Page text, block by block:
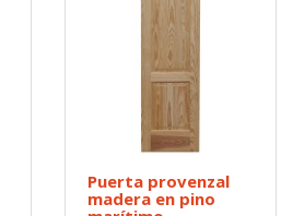
Puerta provenzal
madera en pino